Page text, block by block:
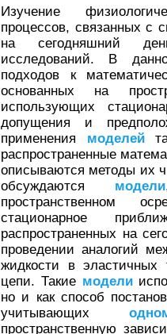
Изучение
процессов, связанных с
на сегодняшний
исследований. В
подходов к
основанных на
использующих
допущения и
применения моделей
распространенные
описываются методы их
обсуждаются модели
пространственном
стационарное
распространенных на
проведении аналогий
жидкости в эластичных
цепи. Такие модели
но и как способ
учитывающих
пространственную